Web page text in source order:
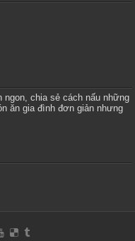
ngon, chia sẻ cách nấu những
ăn gia đình đơn giản nhưng